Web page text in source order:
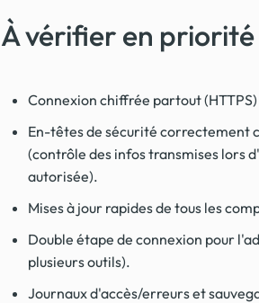
À vérifier en priorité
Connexion chiffrée partout
En-têtes de sécurité correctement
(contrôle des infos transmises lors
autorisée).
Mises à jour rapides de tous les
Double étape de connexion pour
plusieurs outils).
Journaux d'accès/erreurs et